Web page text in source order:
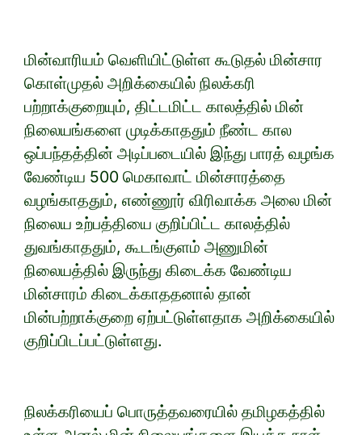
மின்வாரியம் வெளியிட்டுள்ள கூடுதல் மின்சார
கொள்முதல் அறிக்கையில் நிலக்கரி
பற்றாக்குறையும், திட்டமிட்ட காலத்தில் மின்
நிலையங்களை முடிக்காததும் நீண்ட கால
ஒப்பந்தத்தின் அடிப்படையில் இந்து பாரத் வழங்க
வேண்டிய 500 மெகாவாட் மின்சாரத்தை
வழங்காததும், எண்ணூர் விரிவாக்க அலை மின்
நிலைய உற்பத்தியை குறிப்பிட்ட காலத்தில்
துவங்காததும், கூடங்குளம் அணுமின்
நிலையத்தில் இருந்து கிடைக்க வேண்டிய
மின்சாரம் கிடைக்காததனால் தான்
மின்பற்றாக்குறை ஏற்பட்டுள்ளதாக அறிக்கையில்
குறிப்பிடப்பட்டுள்ளது.
நிலக்கரியைப் பொருத்தவரையில் தமிழகத்தில்